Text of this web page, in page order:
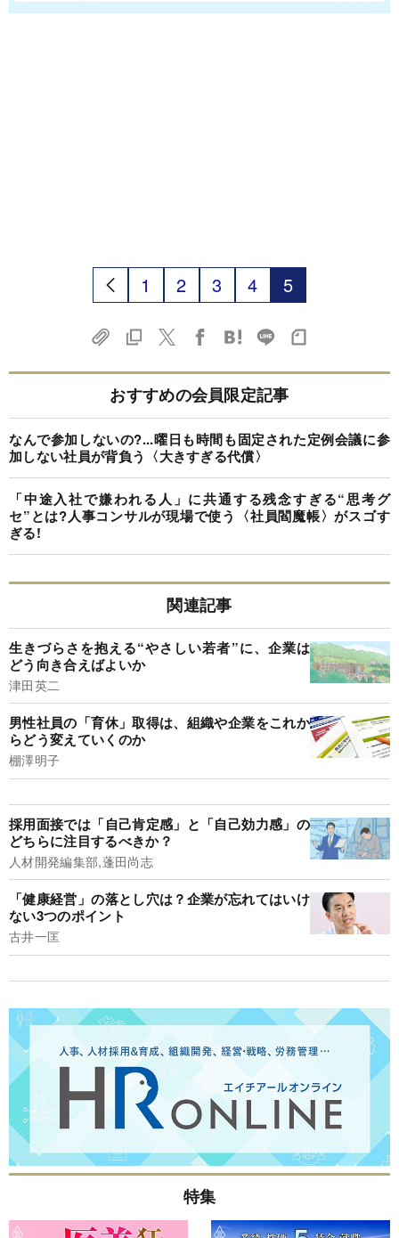
1 2 3 4 5
おすすめの会員限定記事
なんで参加しないの?...曜日も時間も固定された定例会議に参
加しない社員が背負う〈大きすぎる代償〉
「中途入社で嫌われる人」に共通する残念すぎる“思考グ
セ”とは?人事コンサルが現場で使う〈社員閻魔帳〉がスゴす
ぎる!
関連記事
生きづらさを抱える“やさしい若者”に、企業は
どう向き合えばよいか
津田英二
男性社員の「育休」取得は、組織や企業をこれか
らどう変えていくのか
棚澤明子
採用面接では「自己肯定感」と「自己効力感」の
どちらに注目するべきか？
人材開発編集部,蓬田尚志
「健康経営」の落とし穴は？企業が忘れてはいけ
ない3つのポイント
古井一匡
特集